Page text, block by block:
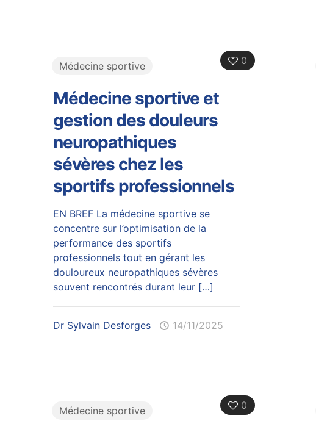
0
Médecine sportive
Médecine sportive et
gestion des douleurs
neuropathiques
sévères chez les
sportifs professionnels
EN BREF La médecine sportive se
concentre sur l’optimisation de la
performance des sportifs
professionnels tout en gérant les
douloureux neuropathiques sévères
souvent rencontrés durant leur[…]
Dr Sylvain Desforges 14/11/2025
0
Médecine sportive